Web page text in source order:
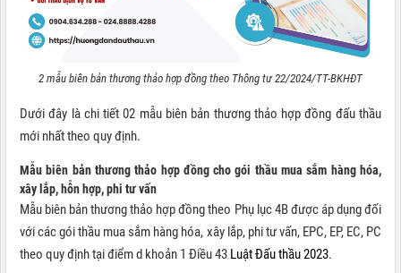
2 mẫu biên bản thương thảo hợp đồng theo Thông tư 22/2024/TT-BKHĐT
Dưới đây là chi tiết 02 mẫu biên bản thương thảo hợp đồng đấu thầu
mới nhất theo quy định.
Mẫu biên bản thương thảo hợp đồng cho gói thầu mua sắm hàng hóa,
xây lắp, hỗn hợp, phi tư vấn
Mẫu biên bản thương thảo hợp đồng theo Phụ lục 4B được áp dụng đối
với các gói thầu mua sắm hàng hóa, xây lắp, phi tư vấn, EPC, EP, EC, PC
theo quy định tại điểm d khoản 1 Điều 43 Luật Đấu thầu 2023.